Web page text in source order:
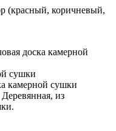
(красный, коричневый,
доска камерной
сушки
камерной сушки
из